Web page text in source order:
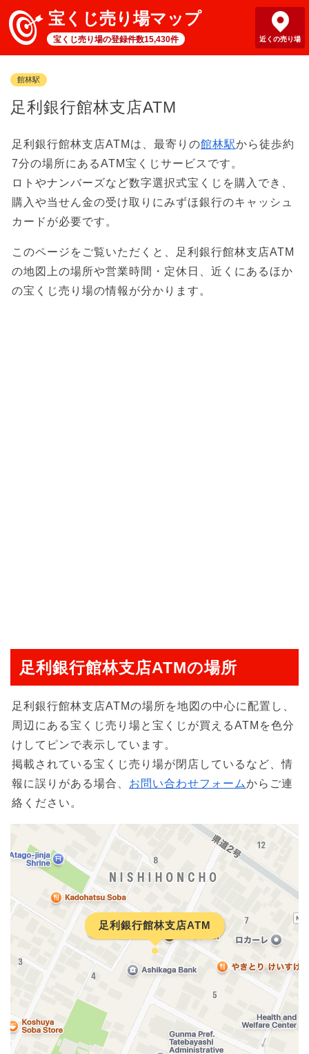
宝くじ売り場マップ
宝くじ売り場の登録件数15,430件 近くの売り場
館林駅
足利銀行館林支店ATM
足利銀行館林支店ATMは、最寄りの館林駅から徒歩約
7分の場所にあるATM宝くじサービスです。
ロトやナンバーズなど数字選択式宝くじを購入でき、
購入や当せん金の受け取りにみずほ銀行のキャッシュ
カードが必要です。
このページをご覧いただくと、足利銀行館林支店ATM
の地図上の場所や営業時間・定休日、近くにあるほか
の宝くじ売り場の情報が分かります。
足利銀行館林支店ATMの場所
足利銀行館林支店ATMの場所を地図の中心に配置し、
周辺にある宝くじ売り場と宝くじが買えるATMを色分
けしてピンで表示しています。
掲載されている宝くじ売り場が閉店しているなど、情
報に誤りがある場合、 お問い合わせフォームからご連
絡ください。
足利銀行館林支店ATM